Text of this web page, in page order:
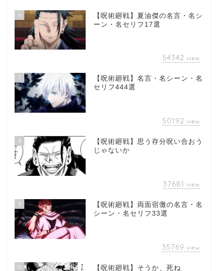
6
【呪術廻戦】夏油傑の名言・名シ
ーン・名セリフ17選
54342 view
7
【呪術廻戦】名言・名シーン・名
セリフ444選
50192 view
8
【呪術廻戦】思う存分呪い合おう
じゃないか
37681 view
9
【呪術廻戦】両面宿儺の名言・名
シーン・名セリフ33選
35769 view
10 【呪術廻戦】そうか、死ね